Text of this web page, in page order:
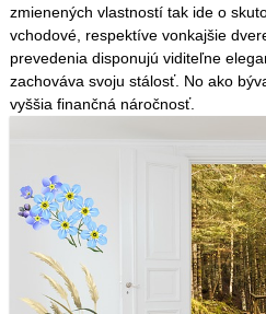
zmienených vlastností tak ide o
vchodové, respektíve vonkajšie
prevedenia disponujú viditeľne
zachováva svoju stálosť. No ako
vyššia finančná náročnosť.